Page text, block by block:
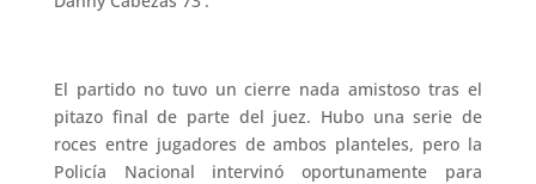
El partido no tuvo un cierre nada amistoso tras el
pitazo final de parte del juez. Hubo una serie de
roces entre jugadores de ambos planteles, pero la
Policía Nacional intervinó oportunamente para